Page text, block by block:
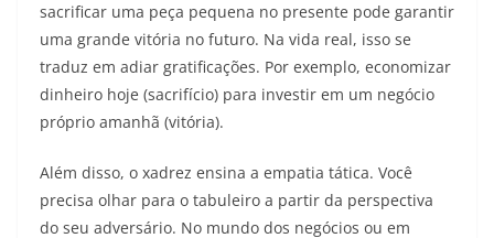
sacrificar uma peça pequena no presente pode garantir
uma grande vitória no futuro. Na vida real, isso se
traduz em adiar gratificações. Por exemplo, economizar
dinheiro hoje (sacrifício) para investir em um negócio
próprio amanhã (vitória).
Além disso, o xadrez ensina a empatia tática. Você
precisa olhar para o tabuleiro a partir da perspectiva
do seu adversário. No mundo dos negócios ou em